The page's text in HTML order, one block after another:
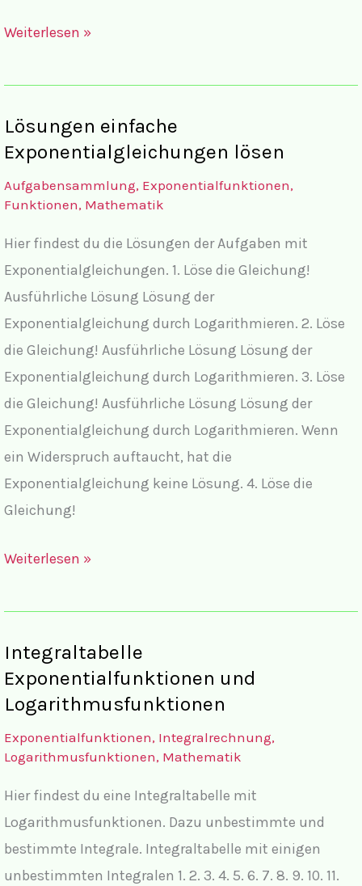
Aufgaben:
I,
Exponentialgleichungen
lösen
Weiterlesen »
Lösungen einfache
Exponentialgleichungen lösen
Aufgabensammlung, Exponentialfunktionen,
Funktionen, Mathematik
Hier findest du die Lösungen der Aufgaben mit
Exponentialgleichungen. 1. Löse die Gleichung!
Ausführliche Lösung Lösung der
Exponentialgleichung durch Logarithmieren. 2. Löse
die Gleichung! Ausführliche Lösung Lösung der
Exponentialgleichung durch Logarithmieren. 3. Löse
die Gleichung! Ausführliche Lösung Lösung der
Exponentialgleichung durch Logarithmieren. Wenn
ein Widerspruch auftaucht, hat die
Exponentialgleichung keine Lösung. 4. Löse die
Gleichung!
Lösungen
Exponentialgleichungen
Weiterlesen »
Integraltabelle
Exponentialfunktionen und
Logarithmusfunktionen
Exponentialfunktionen, Integralrechnung,
Logarithmusfunktionen, Mathematik
Hier findest du eine Integraltabelle mit
Logarithmusfunktionen. Dazu unbestimmte und
bestimmte Integrale. Integraltabelle mit einigen
unbestimmten Integralen 1. 2. 3. 4. 5. 6. 7. 8. 9. 10. 11.